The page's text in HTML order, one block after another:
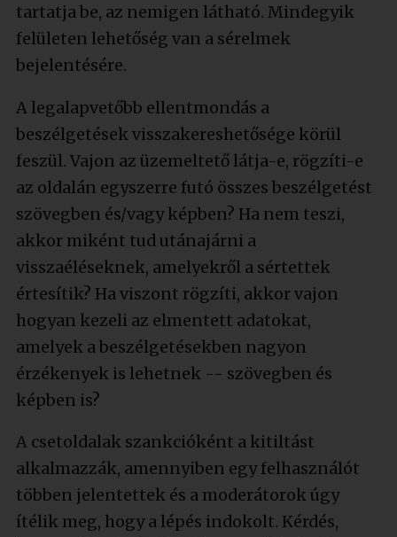
tartatja be, az nemigen látható. Mindegyik
felületen lehetőség van a sérelmek
bejelentésére.
A legalapvetőbb ellentmondás a
beszélgetések visszakereshetősége körül
feszül. Vajon az üzemeltető látja-e, rögzíti-e
az oldalán egyszerre futó összes beszélgetést
szövegben és/vagy képben? Ha nem teszi,
akkor miként tud utánajárni a
visszaéléseknek, amelyekről a sértettek
értesítik? Ha viszont rögzíti, akkor vajon
hogyan kezeli az elmentett adatokat,
amelyek a beszélgetésekben nagyon
érzékenyek is lehetnek -- szövegben és
képben is?
A csetoldalak szankcióként a kitiltást
alkalmazzák, amennyiben egy felhasználót
többen jelentettek és a moderátorok úgy
ítélik meg, hogy a lépés indokolt. Kérdés,